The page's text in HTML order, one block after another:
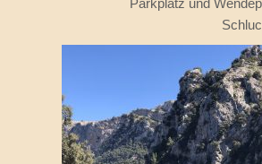
Parkplatz und